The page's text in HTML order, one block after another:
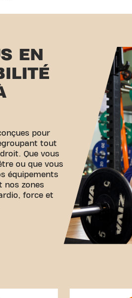
EN
pour
tout
Que vous
ou que vous
équipements
nos zones
force et